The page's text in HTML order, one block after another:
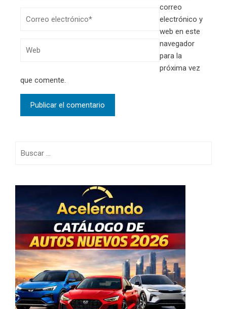
correo
electrónico y
web en este
navegador
para la
próxima vez
que comente.